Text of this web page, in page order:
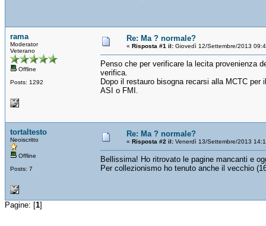
rama
Moderator
Veterano
Offline
Posts: 1292
Re: Ma ? normale?
« Risposta #1 il: Giovedì 12/Settembre/2013
Penso che per verificare la lecita provenienza
verifica.
Dopo il restauro bisogna recarsi alla MCTC
ASI o FMI.
tortaltesto
Neoiscritto
Offline
Posts: 7
Re: Ma ? normale?
« Risposta #2 il: Venerdì 13/Settembre/2013
Bellissima! Ho ritrovato le pagine mancanti e
Per collezionismo ho tenuto anche il vecchio
Pagine: [1]